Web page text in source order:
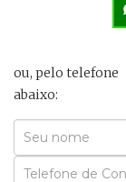
ou, pelo telefone
abaixo:
Seu
Nome